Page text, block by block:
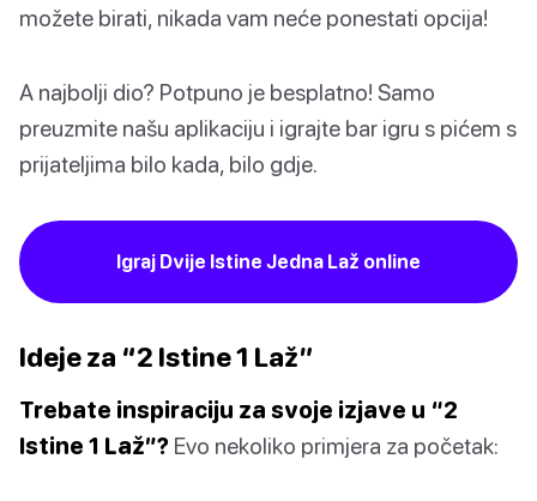
možete birati, nikada vam neće ponestati opcija!
A najbolji dio? Potpuno je besplatno! Samo
preuzmite našu aplikaciju i igrajte bar igru s pićem s
prijateljima bilo kada, bilo gdje.
Igraj Dvije Istine Jedna Laž online
Ideje za “2 Istine 1 Laž”
Trebate inspiraciju za svoje izjave u “2
Istine 1 Laž”? Evo nekoliko primjera za početak: